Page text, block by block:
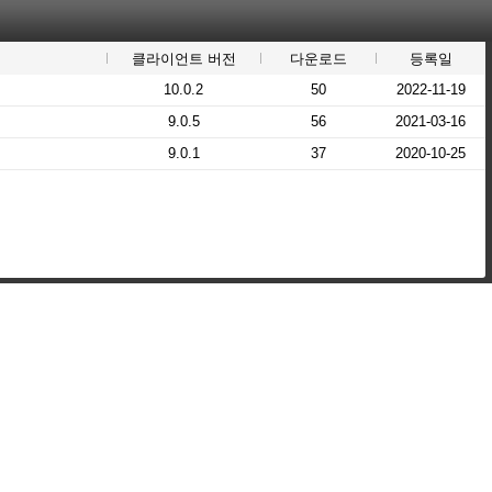
클라이언트 버전 다운로드
등록일
10.0.2
50
2022-11-19
9.0.5
56
2021-03-16
9.0.1
37 2020-10-25